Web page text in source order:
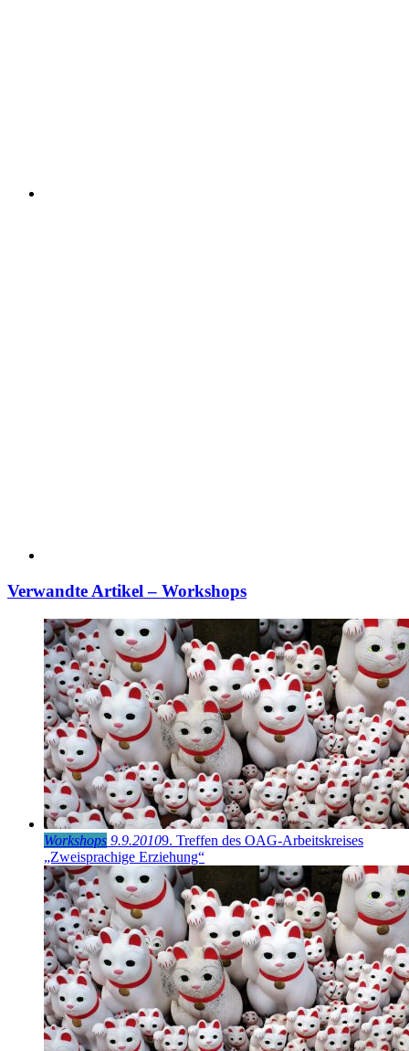
Verwandte Artikel – Workshops
Workshops 9.9.20109. Treffen des OAG-Arbeitskreises
„Zweisprachige Erziehung“